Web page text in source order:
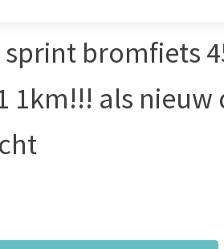
sprint bromfiets
1km!!! als nieuw